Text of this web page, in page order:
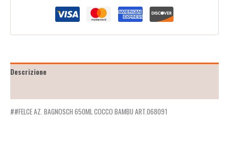
Descrizione
##FELCE AZ. BAGNOSCH 650ML COCCO BAMBU ART.068091